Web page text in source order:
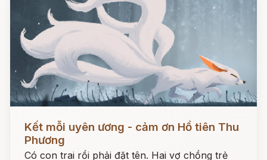
Đọc ngay
Kết mỗi uyên ương - cảm ơn Hồ tiên Thu
Phương
Có con trai rồi phải đặt tên. Hai vợ chồng trẻ